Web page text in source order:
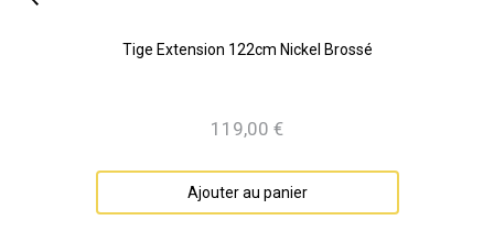
Tige Extension 122cm Nickel Brossé
Prix
119,00 €
Ajouter au panier